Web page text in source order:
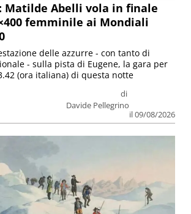
Matilde Abelli vola in finale
femminile ai Mondiali
di
Davide Pellegrino
il 09/08/2026
delle azzurre - con tanto di
- sulla pista di Eugene, la gara per
(ora italiana) di questa notte